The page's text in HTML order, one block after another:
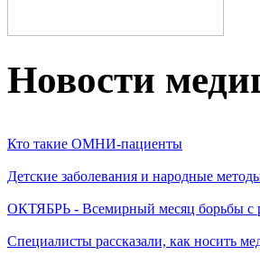
Новости
Кто такие ОМНИ-пациенты
Детские заболевания и народные
ОКТЯБРЬ - Всемирный месяц борьбы с
Специалисты рассказали, как носить